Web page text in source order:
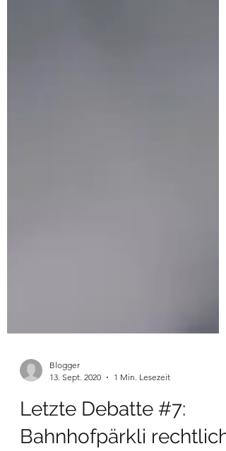
13. Sept. 2020
1 Min. Lesezeit
Letzte Debatte #7: